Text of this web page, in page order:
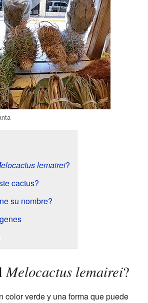
lemairei?
cactus?
su nombre?
Melocactus lemairei?
color verde y una forma que puede